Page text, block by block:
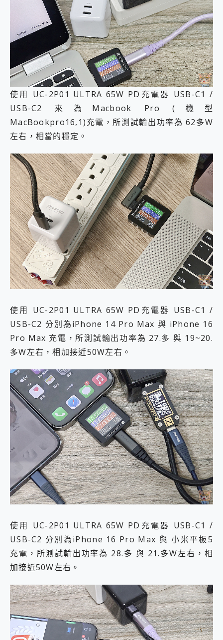
使用 UC-2P01 ULTRA 65W PD充電器 USB-C1 /
USB-C2 來為Macbook Pro (機型
MacBookpro16,1)充電，所測試輸出功率為 62多W
左右，相當的穩定。
使用 UC-2P01 ULTRA 65W PD充電器 USB-C1 /
USB-C2 分別為iPhone 14 Pro Max 與 iPhone 16
Pro Max 充電，所測試輸出功率為 27.多 與 19~20.
多W左右，相加接近50W左右。
使用 UC-2P01 ULTRA 65W PD充電器 USB-C1 /
USB-C2 分別為iPhone 16 Pro Max 與 小米平板5
充電，所測試輸出功率為 28.多 與 21.多W左右，相
加接近50W左右。